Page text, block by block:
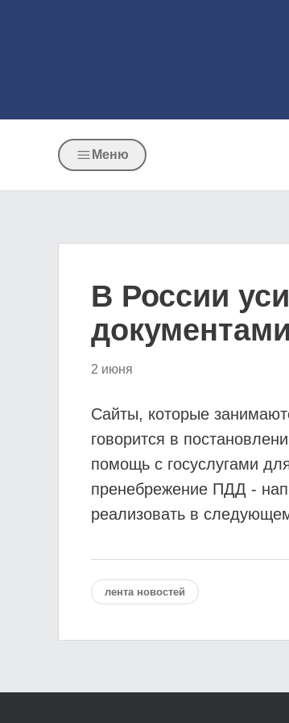
Меню
В России
документами
2 июня
Сайты, которые
говорится в
помощь с госуслугами
пренебрежение ПДД -
реализовать в
лента новостей